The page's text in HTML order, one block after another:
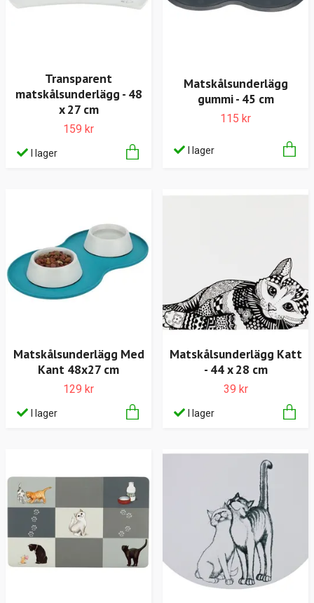
Transparent
matskålsunderlägg - 48
x 27 cm
159 kr
I lager
Matskålsunderlägg
gummi - 45 cm
115 kr
I lager
Matskålsunderlägg Med
Kant 48x27 cm
129 kr
I lager
Matskålsunderlägg Katt
- 44 x 28 cm
39 kr
I lager